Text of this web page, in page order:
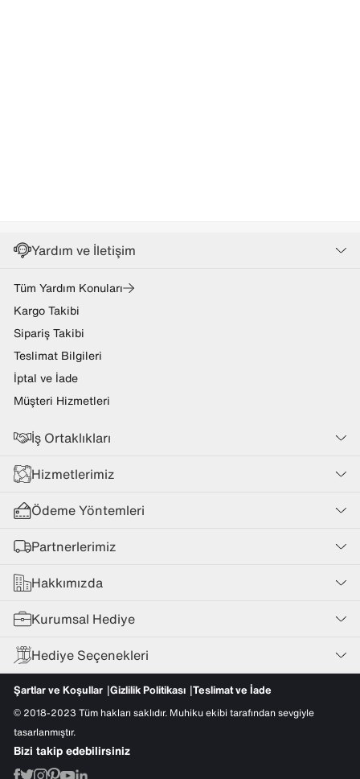
Yardım ve İletişim
Tüm Yardım Konuları
Kargo Takibi
Sipariş Takibi
Teslimat Bilgileri
İptal ve İade
Müşteri Hizmetleri
İş Ortaklıkları
Hizmetlerimiz
Ödeme Yöntemleri
Partnerlerimiz
Hakkımızda
Kurumsal Hediye
Hediye Seçenekleri
Şartlar ve Koşullar Gizlilik Politikası Teslimat ve İade
© 2018-2023 Tüm hakları saklıdır. Muhiku ekibi tarafından sevgiyle
tasarlanmıştır.
Bizi takip edebilirsiniz